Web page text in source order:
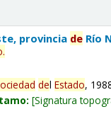
provincia de Río
.
delEstado,
Signatura